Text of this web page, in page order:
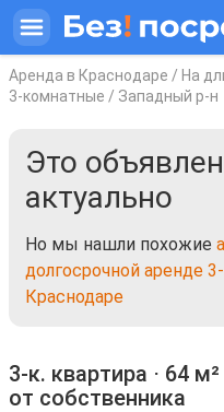
Аренда в Краснодаре / На
3-комнатные / Западный р-н
Это
актуально
Но мы нашли похожие
долгосрочной аренде
Краснодаре
3-к. квартира ⋅ 64 м²
от собственника